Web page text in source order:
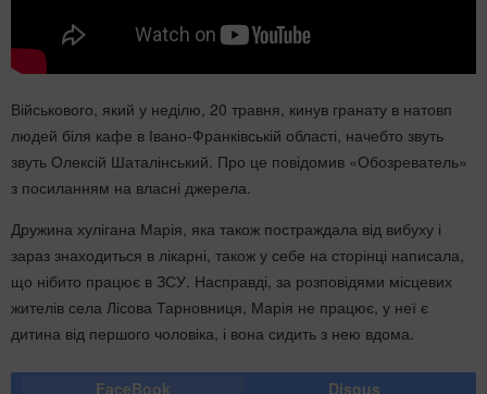
Військового, який у неділю, 20 травня, кинув гранату в натовп
людей біля кафе в Івано-Франківській області, начебто звуть
звуть Олексій Шаталінський. Про це повідомив «Обозреватель»
з посиланням на власні джерела.
Дружина хулігана Марія, яка також постраждала від вибуху і
зараз знаходиться в лікарні, також у себе на сторінці написала,
що нібито працює в ЗСУ. Насправді, за розповідями місцевих
жителів села Лісова Тарновниця, Марія не працює, у неї є
дитина від першого чоловіка, і вона сидить з нею вдома.
FaceBook Disqus